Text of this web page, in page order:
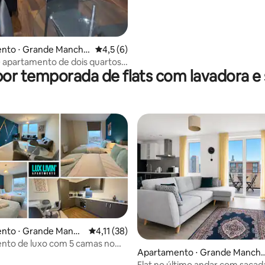
⋅ Grande Manche 4,5 de uma avaliação média de 5, 6
4,5 (6)
apartamento de dois quartos
temporada de flats com lavadora e
⋅ Grande Manch
4,11 de uma avaliação média de 5, 38
4,11 (38)
de luxo com 5 camas no
Apartamento ⋅ Grande